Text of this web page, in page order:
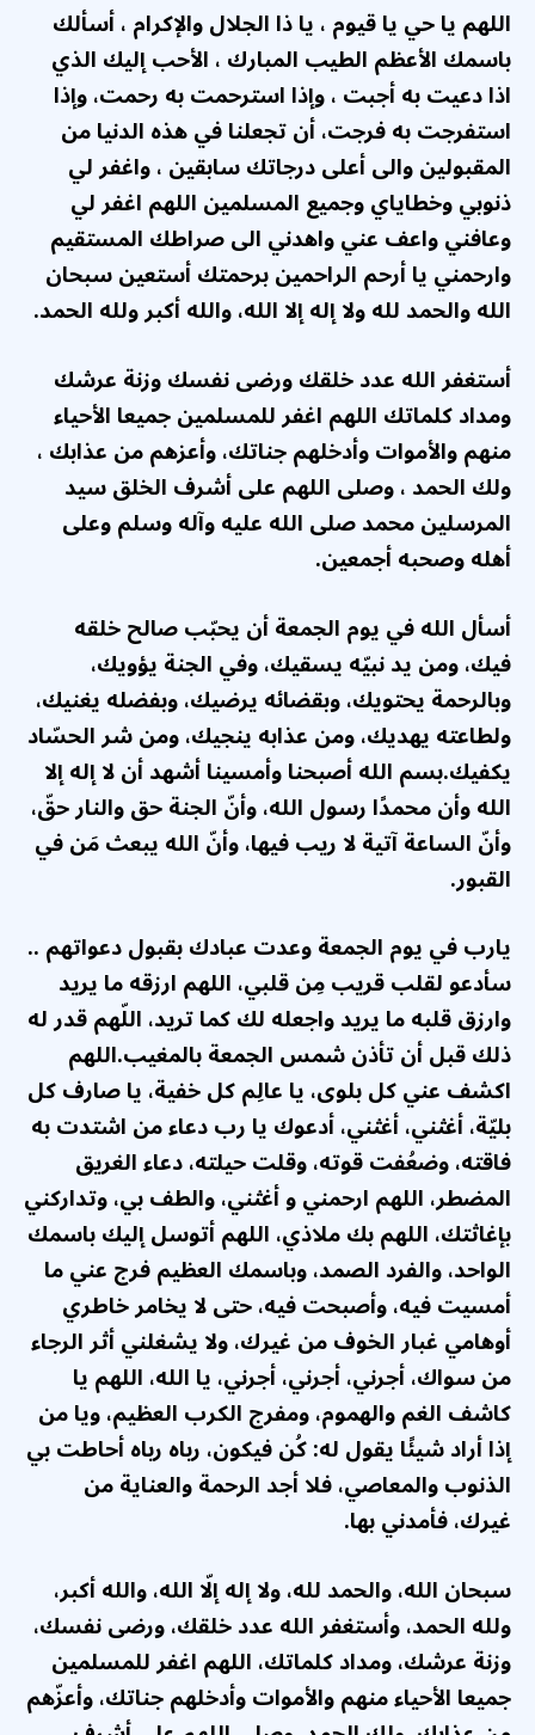
اللهم يا حي يا قيوم ، يا ذا الجلال والإكرام ، أسألك
باسمك الأعظم الطيب المبارك ، الأحب إليك الذي
اذا دعيت به أجبت ، وإذا استرحمت به رحمت، وإذا
استفرجت به فرجت، أن تجعلنا في هذه الدنيا من
المقبولين والى أعلى درجاتك سابقين ، واغفر لي
ذنوبي وخطاياي وجميع المسلمين اللهم اغفر لي
وعافني واعف عني واهدني الى صراطك المستقيم
وارحمني يا أرحم الراحمين برحمتك أستعين سبحان
الله والحمد لله ولا إله إلا الله، والله أكبر ولله الحمد.
أستغفر الله عدد خلقك ورضى نفسك وزنة عرشك
ومداد كلماتك اللهم اغفر للمسلمين جميعا الأحياء
منهم والأموات وأدخلهم جناتك، وأعزهم من عذابك ،
ولك الحمد ، وصلى اللهم على أشرف الخلق سيد
المرسلين محمد صلى الله عليه وآله وسلم وعلى
أهله وصحبه أجمعين.
أسأل الله في يوم الجمعة أن يحبّب صالح خلقه
فيك، ومن يد نبيّه يسقيك، وفي الجنة يؤويك،
وبالرحمة يحتويك، وبقضائه يرضيك، وبفضله يغنيك،
ولطاعته يهديك، ومن عذابه ينجيك، ومن شر الحسّاد
يكفيك.بسم الله أصبحنا وأمسينا أشهد أن لا إله إلا
الله وأن محمدًا رسول الله، وأنّ الجنة حق والنار حقّ،
وأنّ الساعة آتية لا ريب فيها، وأنّ الله يبعث مَن في
القبور.
يارب فييوم الجمعةوعدت عبادك بقبول دعواتهم ..
سأدعو لقلب قريب مِن قلبي، اللهم ارزقه ما يريد
وارزق قلبه ما يريد واجعله لك كما تريد، اللّهم قدر له
ذلك قبل أن تأذن شمس الجمعة بالمغيب.اللهم
اكشف عني كل بلوى، يا عالِم كل خفية، يا صارف كل
بليّة، أغثني، أغثني، أدعوك يا رب دعاء من اشتدت به
فاقته، وضعُفت قوته، وقلت حيلته، دعاء الغريق
المضطر، اللهم ارحمني و أغثني، والطف بي، وتداركني
بإغاثتك، اللهم بك ملاذي، اللهم أتوسل إليك باسمك
الواحد، والفرد الصمد، وباسمك العظيم فرج عني ما
أمسيت فيه، وأصبحت فيه، حتى لا يخامر خاطري
أوهامي غبار الخوف من غيرك، ولا يشغلني أثر الرجاء
من سواك، أجرني، أجرني، أجرني، يا الله، اللهم يا
كاشف الغم والهموم، ومفرج الكرب العظيم، ويا من
إذا أراد شيئًا يقول له: كُن فيكون، رباه رباه أحاطت بي
الذنوب والمعاصي، فلا أجد الرحمة والعناية من
غيرك، فأمدني بها.
سبحان الله، والحمد لله، ولا إله إلّا الله، والله أكبر،
ولله الحمد، وأستغفر الله عدد خلقك، ورضى نفسك،
وزنة عرشك، ومداد كلماتك، اللهم اغفر للمسلمين
جميعا الأحياء منهم والأموات وأدخلهم جناتك، وأعزّهم